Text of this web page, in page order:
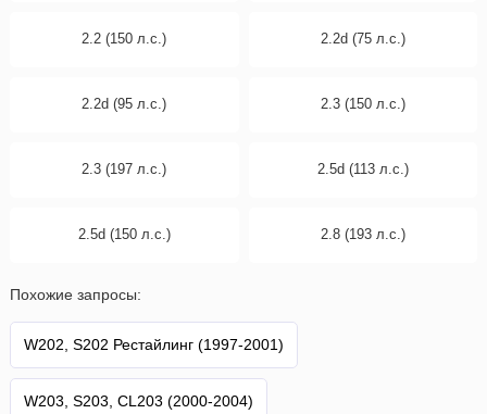
2.2 (150 л.с.) 2.2d (75 л.с.)
2.2d (95 л.с.) 2.3 (150 л.с.)
2.3 (197 л.с.) 2.5d (113 л.с.)
2.5d (150 л.с.) 2.8 (193 л.с.)
Похожие запросы:
W202, S202 Рестайлинг (1997-2001)
W203, S203, CL203 (2000-2004)